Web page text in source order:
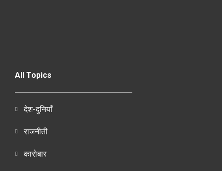
All Topics
देश-दुनियाँ
राजनीती
कारोबार